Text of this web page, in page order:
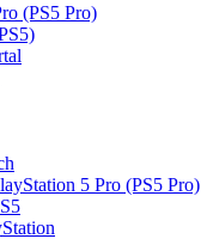
(PS5 Pro)
5 Pro (PS5 Pro)